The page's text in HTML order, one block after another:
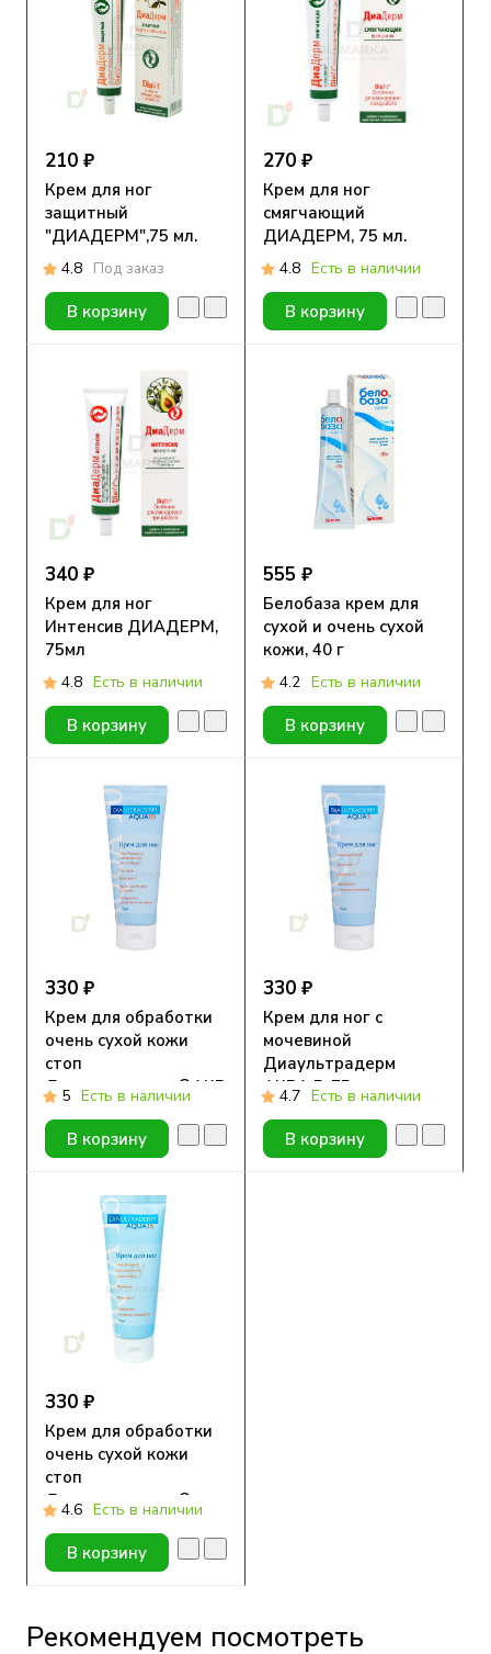
210 ₽
Крем для ног
защитный
"ДИАДЕРМ",75 мл.
4.8 Под заказ
В корзину
270 ₽
Крем для ног
смягчающий
ДИАДЕРМ, 75 мл.
4.8 Есть в наличии
В корзину
340 ₽
Крем для ног
Интенсив ДИАДЕРМ,
75мл
4.8 Есть в наличии
В корзину
555 ₽
Белобаза крем для
сухой и очень сухой
кожи, 40 г
4.2 Есть в наличии
В корзину
330 ₽
Крем для обработки
очень сухой кожи
стоп
Диаультрадерм®АКВА
10, 75 ml
5 Есть в наличии
В корзину
330 ₽
Крем для ног с
мочевиной
Диаультрадерм
АКВА 5, 75 мл.
4.7 Есть в наличии
В корзину
330 ₽
Крем для обработки
очень сухой кожи
стоп
Диаультрадерм®
АКВА 15, 75 ml
4.6 Есть в наличии
В корзину
Рекомендуем посмотреть